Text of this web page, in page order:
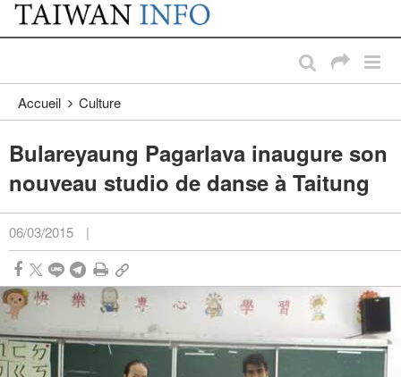
Passer au contenu principal
:::
Accueil Culture
Bulareyaung Pagarlava inaugure son
nouveau studio de danse à Taitung
06/03/2015 |